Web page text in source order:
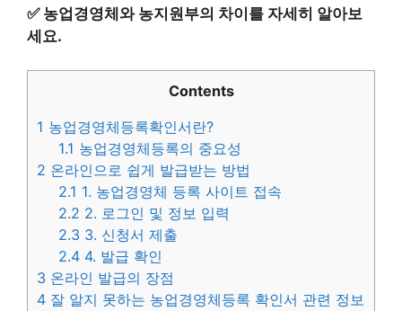
✅ 농업경영체와 농지원부의 차이를 자세히 알아보
세요.
Contents
1 농업경영체등록확인서란?
1.1 농업경영체등록의 중요성
2 온라인으로 쉽게 발급받는 방법
2.1 1. 농업경영체 등록 사이트 접속
2.2 2. 로그인 및 정보 입력
2.3 3. 신청서 제출
2.4 4. 발급 확인
3 온라인 발급의 장점
4 잘 알지 못하는 농업경영체등록 확인서 관련 정보